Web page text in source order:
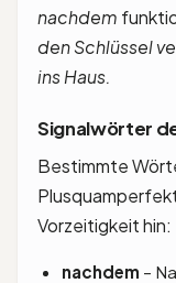
nachdem
den Schlüssel
ins Haus.
Signalwörter
Bestimmte
Vorzeitigkeit hin:
nachdem –